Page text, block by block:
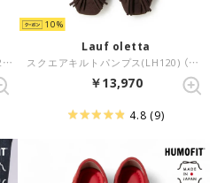
軽量厚底ローファースニーカー(L129) （D.BROWN-S）
10
Lauf oletta
スクエアキルトパンプス(LH120) （D.BROWN-S）
￥13,970
4.8 (9)